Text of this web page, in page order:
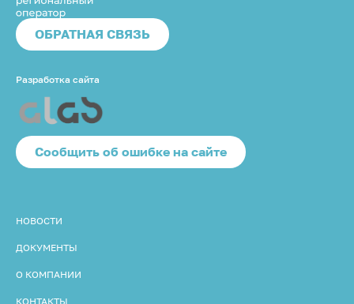
ОБРАТНАЯ СВЯЗЬ
Разработка сайта
Cообщить об ошибке на сайте
НОВОСТИ
ДОКУМЕНТЫ
О КОМПАНИИ
КОНТАКТЫ